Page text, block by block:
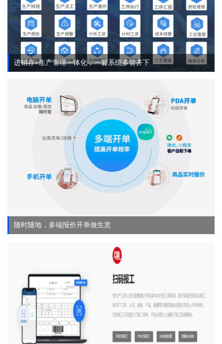
进销存+生产管理一体化，一套系统多管齐下
随时随地，多端报价开单做生意